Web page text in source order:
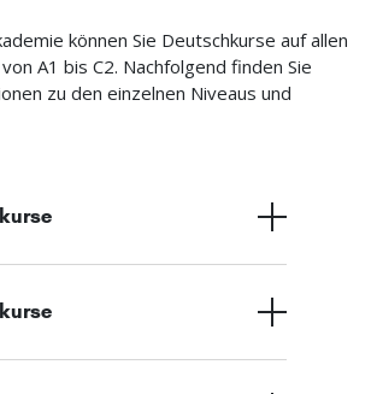
können Sie Deutschkurse auf allen
A1 bis C2. Nachfolgend finden Sie
zu den einzelnen Niveaus und